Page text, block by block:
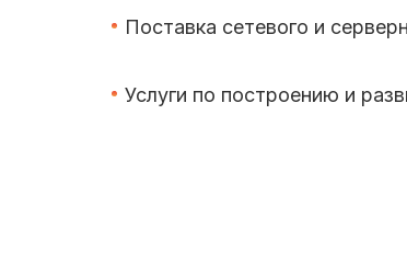
Поставка сетевого и
Услуги по построению и